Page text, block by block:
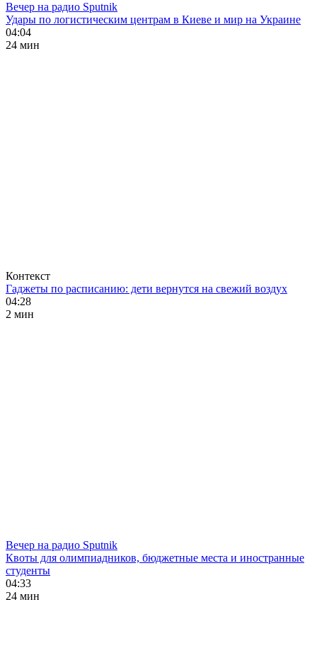
Вечер на радио Sputnik
Удары по логистическим центрам в Киеве и мир на Украине
04:04
24 мин
Контекст
Гаджеты по расписанию: дети вернутся на свежий воздух
04:28
2 мин
Вечер на радио Sputnik
Квоты для олимпиадников, бюджетные места и иностранные
студенты
04:33
24 мин